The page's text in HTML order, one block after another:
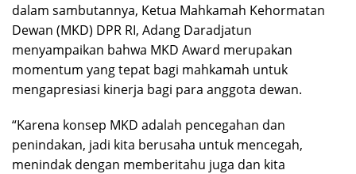
dalam sambutannya, Ketua Mahkamah Kehormatan
Dewan (MKD) DPR RI, Adang Daradjatun
menyampaikan bahwa MKD Award merupakan
momentum yang tepat bagi mahkamah untuk
mengapresiasi kinerja bagi para anggota dewan.
“Karena konsep MKD adalah pencegahan dan
penindakan, jadi kita berusaha untuk mencegah,
menindak dengan memberitahu juga dan kita